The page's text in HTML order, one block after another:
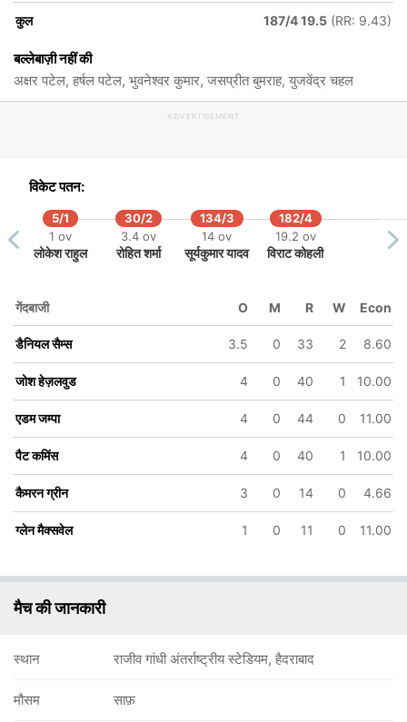
13.5 ov
मैथ्यू वेड टिम डेविड
कुल 187/4 19.5 (RR: 9.43)
बल्लेबाज़ी नहीं की
अक्षर पटेल, हर्षल पटेल, भुवनेश्वर कुमार, जसप्रीत बुमराह, युजवेंद्र चहल
ADVERTISEMENT
विकेट पतन:
5/1
1 ov
लोकेश राहुल
30/2
3.4 ov
रोहित शर्मा
134/3
14 ov
सूर्यकुमार यादव
182/4
19.2 ov
विराट कोहली
गेंदबाजी O M R W Econ
डैनियल सैम्स 3.5 0 33 2 8.60
जोश हेज़लवुड 4 0 40 1 10.00
एडम जम्पा 4 0 44 0 11.00
पैट कमिंस 4 0 40 1 10.00
कैमरन ग्रीन 3 0 14 0 4.66
ग्लेन मैक्सवेल 1 0 11 0 11.00
मैच की जानकारी
स्थान राजीव गांधी अंतर्राष्ट्रीय स्टेडियम, हैदराबाद
मौसम साफ़